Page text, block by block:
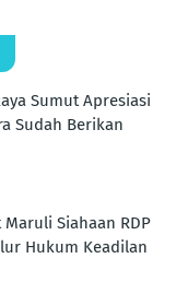
Sumut Apresiasi
Sudah Berikan
Siahaan RDP
Hukum Keadilan